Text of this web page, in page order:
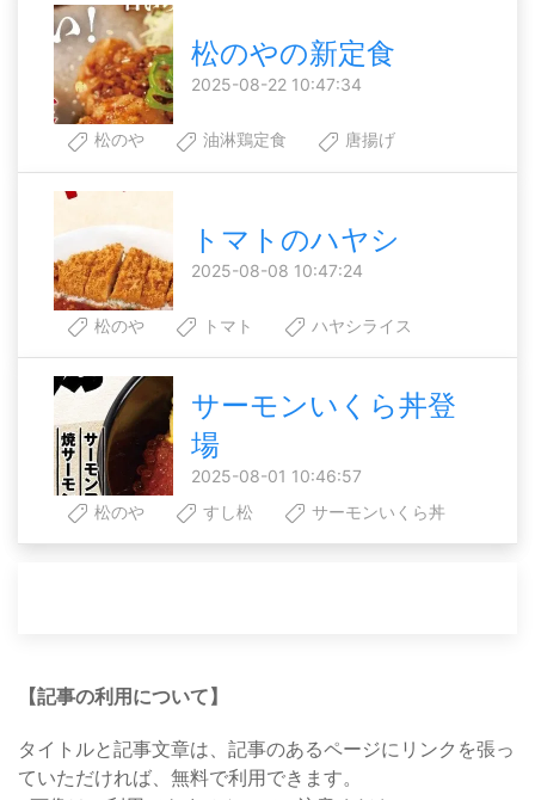
松のやの新定食
2025-08-22 10:47:34
松のや 油淋鶏定食 唐揚げ
トマトのハヤシ
2025-08-08 10:47:24
松のや トマト ハヤシライス
サーモンいくら丼登
場
2025-08-01 10:46:57
松のや
すし松 サーモンいくら丼
【記事の利用について】
タイトルと記事文章は、記事のあるページにリンクを張っ
ていただければ、無料で利用できます。